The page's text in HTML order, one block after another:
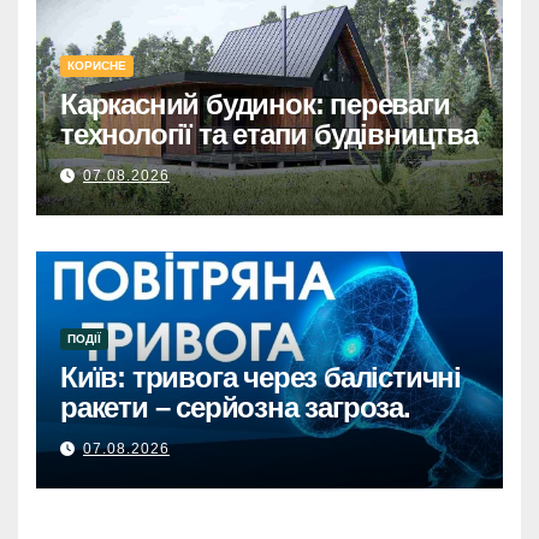
КОРИСНЕ
Каркасний будинок: переваги
технології та етапи будівництва
07.08.2026
ПОДІЇ
Київ: тривога через балістичні
ракети – серйозна загроза.
07.08.2026